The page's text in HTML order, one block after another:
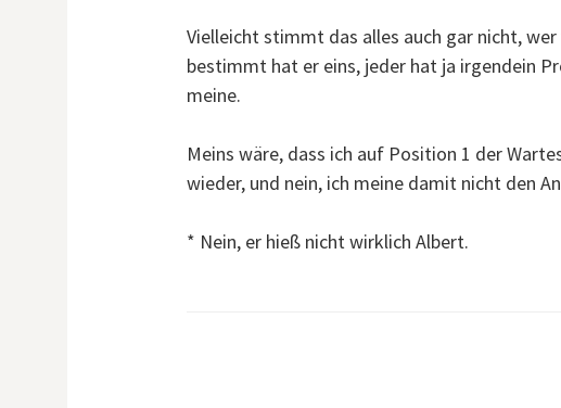
Vielleicht stimmt das alles auch gar nicht,
bestimmt hat er eins, jeder hat ja irgendein
meine.
Meins wäre, dass ich auf Position 1 der
wieder, und nein, ich meine damit nicht den
* Nein, er hieß nicht wirklich Albert.